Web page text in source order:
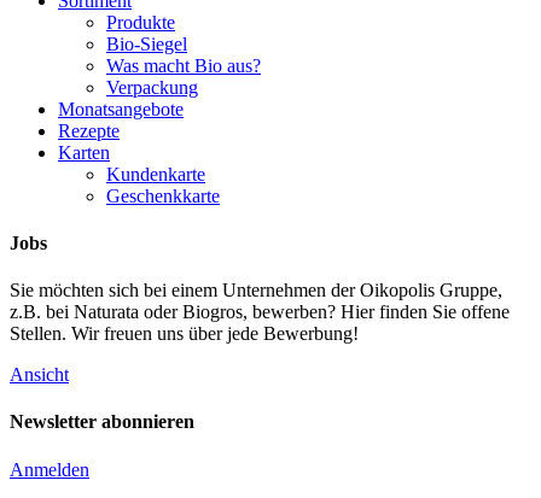
Produkte
Bio-Siegel
Was macht Bio aus?
Verpackung
Monatsangebote
Rezepte
Karten
Kundenkarte
Geschenkkarte
Jobs
Sie möchten sich bei einem Unternehmen der Oikopolis Gruppe,
z.B. bei Naturata oder Biogros, bewerben? Hier finden Sie offene
Stellen. Wir freuen uns über jede Bewerbung!
Ansicht
Newsletter abonnieren
Anmelden